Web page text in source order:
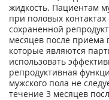
жидкость. Пациентам
при половых
сохраненной
месяцев после приема
которые являются
использовать
репродуктивная
мужского пола не
течение 3 месяцев